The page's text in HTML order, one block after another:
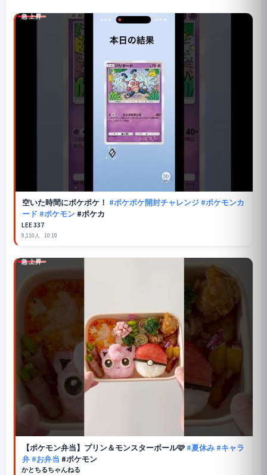
空いた時間にポケポケ！ #ポケポケ開封チャレンジ #ポケモンカ
ード #ポケモン#ポケカ
急上昇
LEE 337
9,110人 10:19
【ポケモン弁当】プリン＆モンスターボール🩷 #夏休み #キャラ
弁 #お弁当 #ポケモン
急上昇
かとちるちゃんねる